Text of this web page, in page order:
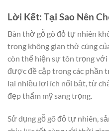
Lời Kết: Tại Sao Nên
Bàn thờ gỗ gõ đỏ tự nhiên
trong không gian thờ cúng
còn thể hiện sự tôn trọng
được đề cập trong các phần
lại nhiều lợi ích nổi bật, từ
đẹp thẩm mỹ sang trọng.
Sử dụng gỗ gõ đỏ tự nhiên,